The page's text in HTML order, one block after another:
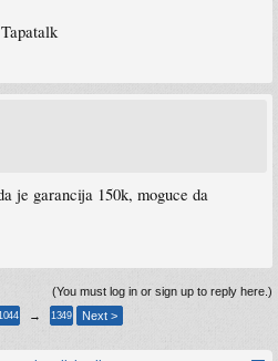
je garancija 150k, moguce da
(You must log in or sign up to reply here.)
→ 1349 Next >